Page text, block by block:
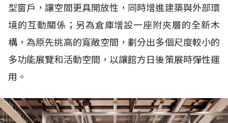
型窗戶，讓空間更具開放性，同時增進建築與外部環
境的互動關係；另為倉庫增設一座附夾層的全新木
構，為原先挑高的寬敞空間，劃分出多個尺度較小的
多功能展覽和活動空間，以讓館方日後策展時彈性運
用。